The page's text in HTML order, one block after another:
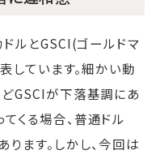
ドルとGSCI(ゴールドマ
しています。細かい動
GSCIが下落基調にあ
くる場合、普通ドル
ます。しかし、今回は